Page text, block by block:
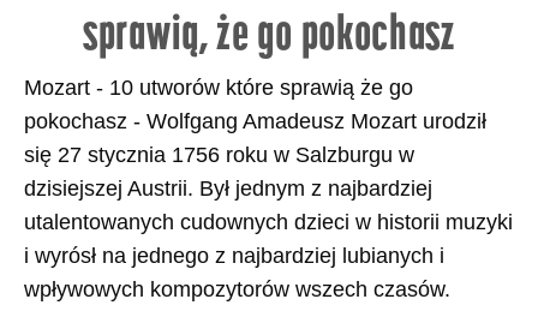
sprawią, że go pokochasz
Mozart - 10 utworów które sprawią że go
pokochasz - Wolfgang Amadeusz Mozart urodził
się 27 stycznia 1756 roku w Salzburgu w
dzisiejszej Austrii. Był jednym z najbardziej
utalentowanych cudownych dzieci w historii muzyki
i wyrósł na jednego z najbardziej lubianych i
wpływowych kompozytorów wszech czasów.